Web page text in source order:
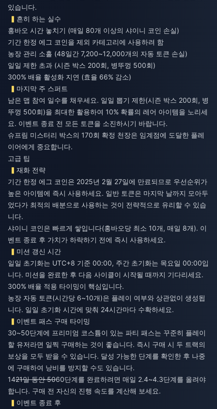
있습니다.
흔히 하는 실수
홍바오 시간 놓치기 (매일 80개 이상의 샤이니 코인 손실)
기간 한정 에그 코인을 제외 카테고리에 사용하려 함
농장 관리 소홀 (48일간 7,200~12,000개의 자동 토큰 손실)
일일 제한 초과 (시즌 박스 200회, 병뚜껑 500회)
300% 배율 활성화 지연 (효율 66% 감소)
마지막 주 스퍼트
남은 맵 참여 일수를 채우세요. 일일 뽑기 제한(시즌 박스 200회, 병
뚜껑 500회)을 최대한 활용하여 10% 확률의 레어 아이템을 노리세
요. 이벤트 종료 전 모든 토큰을 소진하시기 바랍니다.
슈프림 미스터리 박스의 170회 확정 천장은 임계점에 도달한 플레
이어에게 중요합니다.
고급 팁
재화 전략
기간 한정 에그 코인은 2025년 2월 27일에 만료되므로 우선순위가
높은 아이템에 즉시 사용하세요. 일반 토큰은 마지막 날까지 모아두
었다가 최적의 배분으로 사용하는 것이 전략적으로 유리할 수 있습
니다.
샤이니 코인은 빠르게 쌓입니다(홍바오당 최소 10개, 매일 8개). 이
벤트 종료 후 가치가 하락하기 전에 즉시 사용하세요.
미션 갱신 시간
일일 초기화는 UTC+8 기준 00:00, 주간 초기화는 목요일 00:00입
니다. 미션을 완료한 후 다음 사이클이 시작될 때까지 기다리세요.
300% 배율 적용 타이밍이 핵심입니다.
농장 자동 토큰(시간당 6~10개)은 플레이 여부와 상관없이 생성됩
니다. 일일 초기화 시간에 맞춰 24시간마다 수확하세요.
이벤트 패스 구매 타이밍
30~50단계에 프리미엄 코스튬이 있는 파티 패스는 꾸준히 플레이
할 유저라면 일찍 구매하는 것이 좋습니다. 즉시 구매 시 두 트랙의
보상을 모두 받을 수 있습니다. 달성 가능한 단계를 확인한 후 나중
에 구매하여 낭비를 방지할 수도 있습니다.
1421일 동안 5060단계를 완료하려면 매일 2.4~4.3단계를 올려야
합니다. 구매 전 자신의 진행 속도를 계산해 보세요.
이벤트 종료 후